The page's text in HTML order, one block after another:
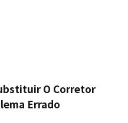
O Corretor
Errado